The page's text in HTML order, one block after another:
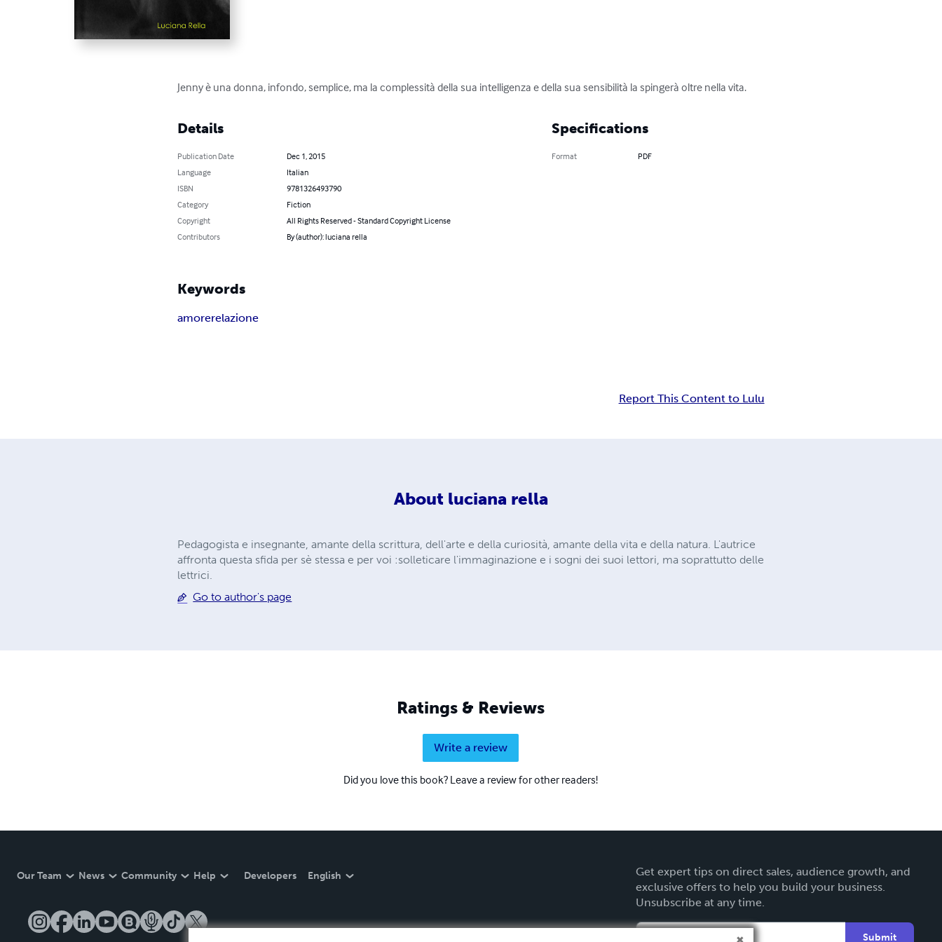
Jenny è una donna, infondo, semplice, ma la complessità della sua intelligenza e della sua sensibilità la spingerà oltre nella vita.
Details
Publication Date
Dec 1, 2015
Language
Italian
ISBN
9781326493790
Category
Fiction
Copyright
All Rights Reserved - Standard Copyright License
Contributors
By (author): luciana rella
Specifications
Format PDF
Keywords
amorerelazione
Report This Content to Lulu
About luciana rella
Pedagogista e insegnante, amante della scrittura, dell'arte e della curiosità, amante della vita e della natura. L'autrice
affronta questa sfida per sè stessa e per voi :solleticare l'immaginazione e i sogni dei suoi lettori, ma soprattutto delle
lettrici.
Go to author's page
Ratings & Reviews
Write a review
Did you love this book? Leave a review for other readers!
Our Team News Community Help Developers English
Get expert tips on direct sales, audience growth, and
exclusive offers to help you build your business.
Unsubscribe at any time.
Submit